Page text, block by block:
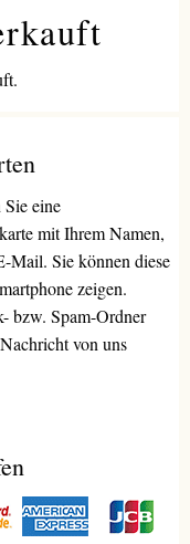
eine
mit Ihrem Namen,
Mail. Sie können diese
zeigen.
bzw. Spam-Ordner
von uns